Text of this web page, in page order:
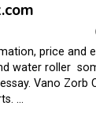
price and
water roller
Vano Zorb
...